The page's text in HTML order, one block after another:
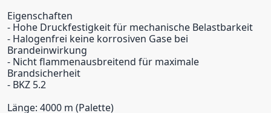
Eigenschaften
- Hohe Druckfestigkeit für mechanische Belastbarkeit
- Halogenfrei keine korrosiven Gase bei
Brandeinwirkung
- Nicht flammenausbreitend für maximale
Brandsicherheit
- BKZ 5.2
Länge: 4000 m (Palette)